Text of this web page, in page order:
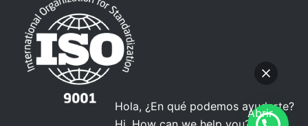
Abrir
Hola, ¿En qué podemos ayudarte?